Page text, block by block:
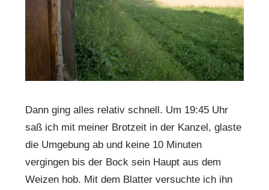
Dann ging alles relativ schnell. Um 19:45 Uhr
saß ich mit meiner Brotzeit in der Kanzel, glaste
die Umgebung ab und keine 10 Minuten
vergingen bis der Bock sein Haupt aus dem
Weizen hob. Mit dem Blatter versuchte ich ihn